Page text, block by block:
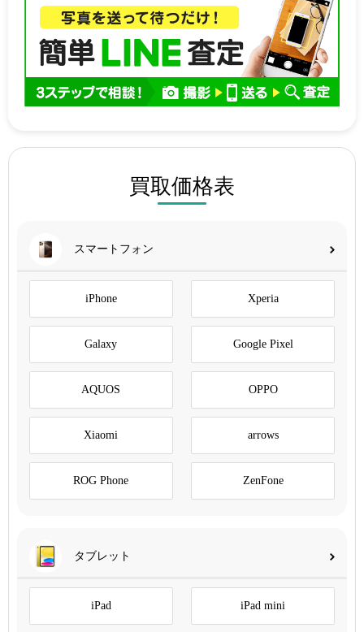
買取価格表
スマートフォン
iPhone Xperia
Galaxy Google Pixel
AQUOS OPPO
Xiaomi arrows
ROG Phone ZenFone
タブレット
iPad iPad mini